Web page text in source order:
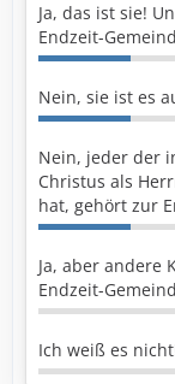
Ja, das ist sie!
Endzeit-
Nein, sie ist es
Nein, jeder der
Christus als
hat, gehört zur
Ja, aber andere
Endzeit-
Ich weiß es